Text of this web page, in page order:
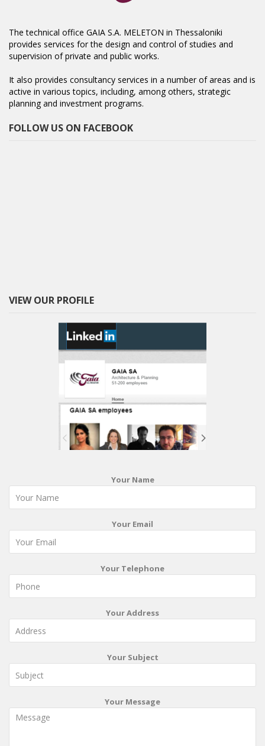
The technical office GAIA S.A. MELETON in Thessaloniki
provides services for the design and control of studies and
supervision of private and public works.
It also provides consultancy services in a number of areas and is
active in various topics, including, among others, strategic
planning and investment programs.
FOLLOW US ON FACEBOOK
VIEW OUR PROFILE
Your Name
Your Email
Your Telephone
Your Address
Your Subject
Your Message